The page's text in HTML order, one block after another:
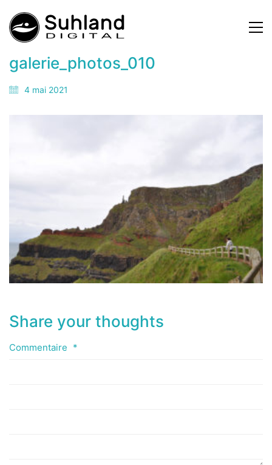
galerie_photos_010
4 mai 2021
Share your thoughts
Commentaire *